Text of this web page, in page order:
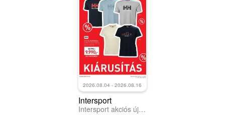
2026.08.04 - 2026.08.16
Intersport
Intersport akciós újság